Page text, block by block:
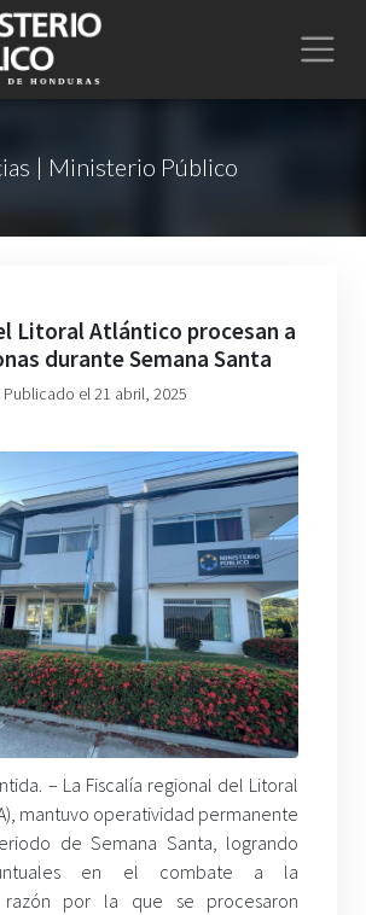
| Ministerio Público
Litoral Atlántico procesan a
durante Semana Santa
Publicado el 21 abril, 2025
– La Fiscalía regional del Litoral
mantuvo operatividad permanente
de Semana Santa, logrando
en el combate a la
razón por la que se procesaron